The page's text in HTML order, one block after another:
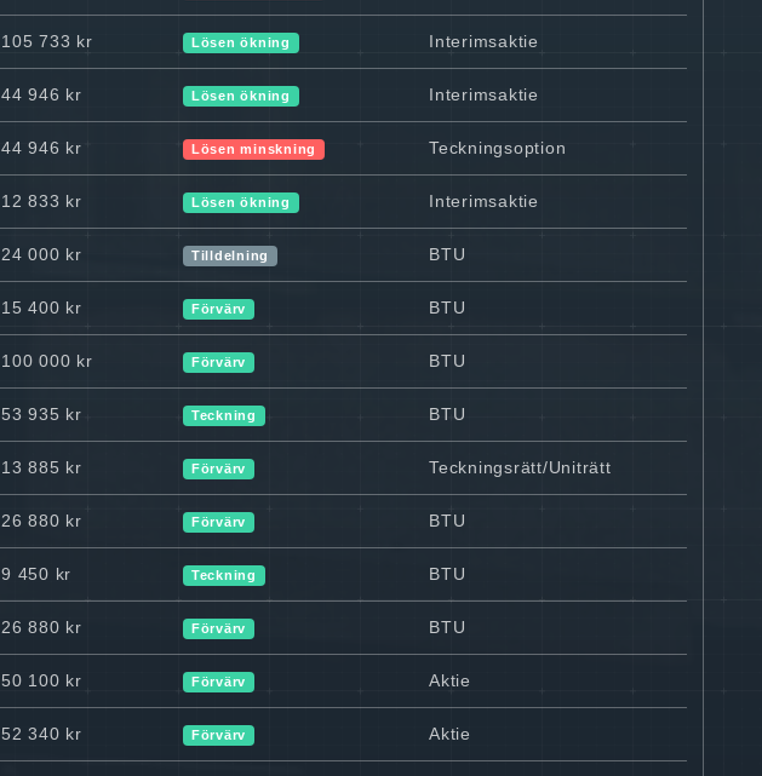
105 733 kr Lösen ökning Interimsaktie
44 946 kr Lösen ökning Interimsaktie
44 946 kr Lösen minskning Teckningsoption
12 833 kr Lösen ökning Interimsaktie
24 000 kr Tilldelning BTU
15 400 kr Förvärv BTU
100 000 kr Förvärv BTU
53 935 kr Teckning BTU
13 885 kr Förvärv Teckningsrätt/Uniträtt
26 880 kr Förvärv BTU
9 450 kr Teckning BTU
26 880 kr Förvärv BTU
50 100 kr Förvärv Aktie
52 340 kr Förvärv Aktie